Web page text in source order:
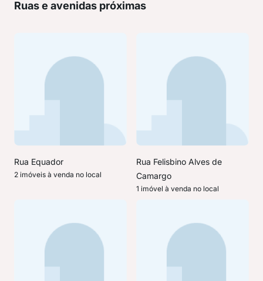
Ruas e avenidas próximas
Rua Equador
2 imóveis à venda no local
Rua Felisbino Alves de
Camargo
1 imóvel à venda no local